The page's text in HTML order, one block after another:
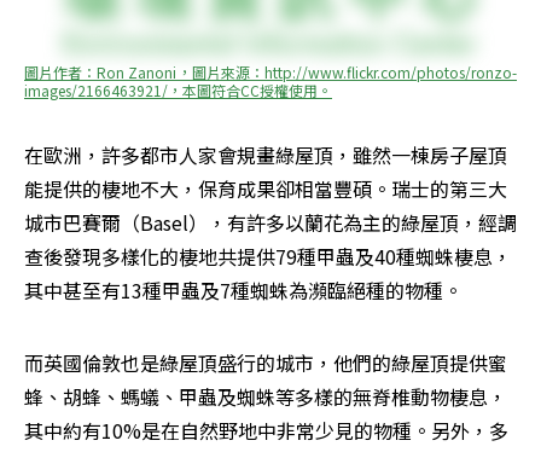
圖片作者：Ron Zanoni，圖片來源：http://www.flickr.com/photos/ronzo-
images/2166463921/，本圖符合CC授權使用。
在歐洲，許多都市人家會規畫綠屋頂，雖然一棟房子屋頂
能提供的棲地不大，保育成果卻相當豐碩。瑞士的第三大
城市巴賽爾（Basel），有許多以蘭花為主的綠屋頂，經調
查後發現多樣化的棲地共提供79種甲蟲及40種蜘蛛棲息，
其中甚至有13種甲蟲及7種蜘蛛為瀕臨絕種的物種。
而英國倫敦也是綠屋頂盛行的城市，他們的綠屋頂提供蜜
蜂、胡蜂、螞蟻、甲蟲及蜘蛛等多樣的無脊椎動物棲息，
其中約有10%是在自然野地中非常少見的物種。另外，多